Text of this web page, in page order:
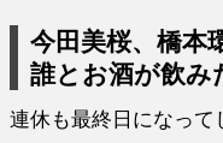
今田美桜、橋本
誰とお酒が飲み
連休も最終日になって